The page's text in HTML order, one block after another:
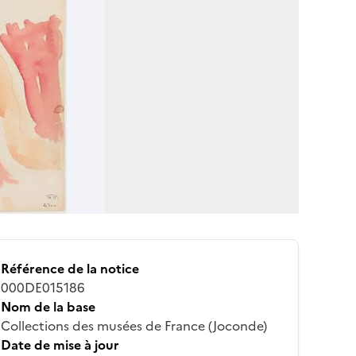
Référence de la notice
000DE015186
Nom de la base
Collections des musées de France (Joconde)
Date de mise à jour